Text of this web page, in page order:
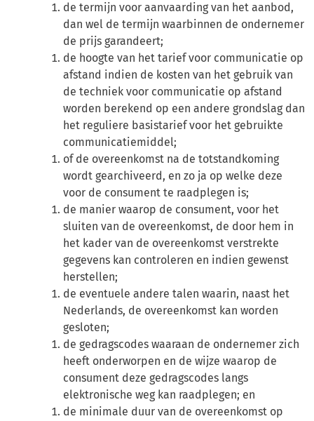
de termijn voor aanvaarding van het aanbod,
dan wel de termijn waarbinnen de ondernemer
de prijs garandeert;
de hoogte van het tarief voor communicatie op
afstand indien de kosten van het gebruik van
de techniek voor communicatie op afstand
worden berekend op een andere grondslag dan
het reguliere basistarief voor het gebruikte
communicatiemiddel;
of de overeenkomst na de totstandkoming
wordt gearchiveerd, en zo ja op welke deze
voor de consument te raadplegen is;
de manier waarop de consument, voor het
sluiten van de overeenkomst, de door hem in
het kader van de overeenkomst verstrekte
gegevens kan controleren en indien gewenst
herstellen;
de eventuele andere talen waarin, naast het
Nederlands, de overeenkomst kan worden
gesloten;
de gedragscodes waaraan de ondernemer zich
heeft onderworpen en de wijze waarop de
consument deze gedragscodes langs
elektronische weg kan raadplegen; en
de minimale duur van de overeenkomst op